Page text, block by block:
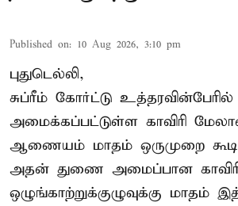
Published on: 10 Aug 2026, 3:10 pm
புதுடெல்லி,
சுப்ரீம் கோர்ட்டு உத்தரவின்பேரில்
அமைக்கப்பட்டுள்ள காவிரி
ஆணையம் மாதம் ஒருமுறை கூடி
அதன் துணை அமைப்பான
ஒழுங்காற்றுக்குழுவுக்கு மாதம்